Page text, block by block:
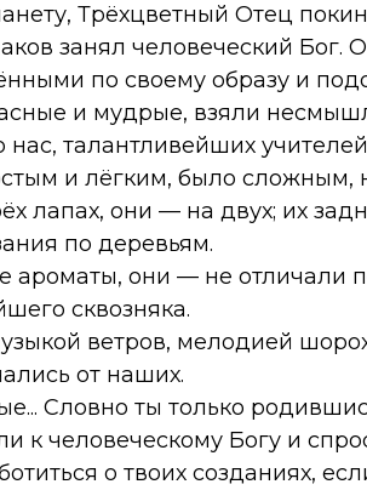
Трёхцветный Отец
занял человеческий
по своему образу и
и мудрые, взяли
талантливейших
и лёгким, было
лапах, они — на двух; их
по деревьям.
они — не отличали
сквозняка.
ветров, мелодией
от наших.
Словно ты только
к человеческому Богу и
о твоих созданиях,